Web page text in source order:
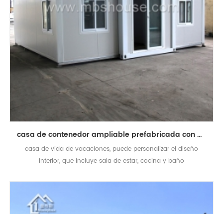
casa de contenedor ampliable prefabricada con baño para la vida de vacaciones
casa de vida de vacaciones, puede personalizar el diseño
interior, que incluye sala de estar, cocina y baño